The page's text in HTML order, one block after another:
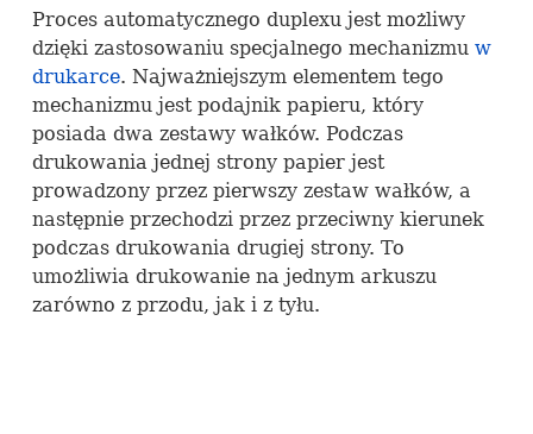
Proces automatycznego duplexu jest możliwy
dzięki zastosowaniu specjalnego mechanizmu w
drukarce. Najważniejszym elementem tego
mechanizmu jest podajnik papieru, który
posiada dwa zestawy wałków. Podczas
drukowania jednej strony papier jest
prowadzony przez pierwszy zestaw wałków, a
następnie przechodzi przez przeciwny kierunek
podczas drukowania drugiej strony. To
umożliwia drukowanie na jednym arkuszu
zarówno z przodu, jak i z tyłu.